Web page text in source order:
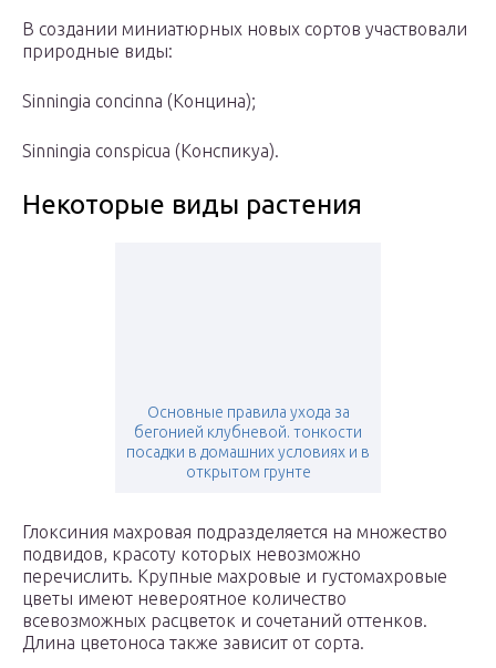
В создании миниатюрных новых сортов участвовали
природные виды:
Sinningia concinna (Концина);
Sinningia conspicua (Конспикуа).
Некоторые виды растения
Основные правила ухода за
бегонией клубневой. тонкости
посадки в домашних условиях и в
открытом грунте
Глоксиния махровая подразделяется на множество
подвидов, красоту которых невозможно
перечислить. Крупные махровые и густомахровые
цветы имеют невероятное количество
всевозможных расцветок и сочетаний оттенков.
Длина цветоноса также зависит от сорта.